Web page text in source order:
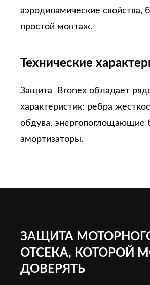
аэродинамические свойства,
простой монтаж.
Технические
Защита Bronex обладает
характеристик: ребра
обдува, энергопоглощающие
амортизаторы.
ЗАЩИТА
ОТСЕКА, КОТОРОЙ
ДОВЕРЯТЬ